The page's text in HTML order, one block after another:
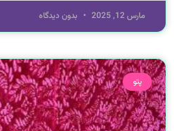
مارس 12, 2025 بدون دیدگاه
پتو